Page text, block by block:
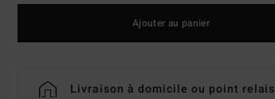
Ajouter au panier
Livraison à domicile ou point relais